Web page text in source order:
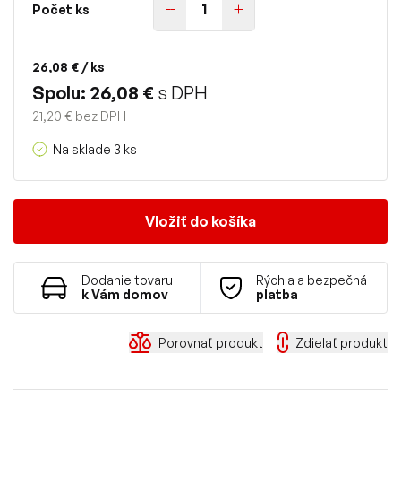
Počet ks
26,08 € / ks
Spolu: 26,08 € s DPH
21,20 € bez DPH
Na sklade 3 ks
Vložiť do košíka
Dodanie tovaru
k Vám domov
Rýchla a bezpečná
platba
Porovnať produkt Zdielať produkt